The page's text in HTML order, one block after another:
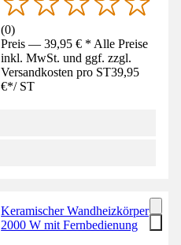
(0)
Preis — 39,95 € * Alle Preise
inkl. MwSt. und ggf. zzgl.
Versandkosten pro ST39,95
€*/ ST
Keramischer Wandheizkörper
2000 W mit Fernbedienung